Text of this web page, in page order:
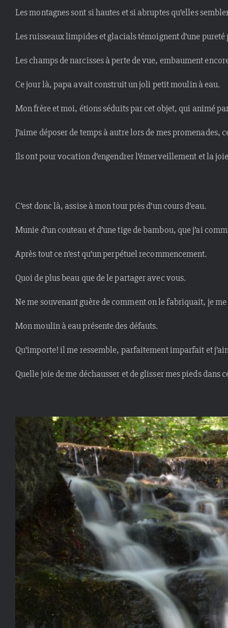
Les montagnes sont si hautes et si abruptes qu’elles
Les ruisseaux limpides et glacials témoignent d’une
Les champs de narcisses à perte de vue, embaument
Ce jour là, papa avait construit un joli petit moulin à eau.
Mon frère et moi, étions séduits par cet objet, qui animé
J’aime déposer de temps à autre lors de mes promenades,
Ils ont pour vocation d’engendrer l’émerveillement et la
C’est donc là, assise à mon tour près d’un cours d’eau.
Munie d’un couteau et d’une tige de bambou, que j’ai
Après tout ce n’est qu’un perpétuel recommencement.
Quoi de plus beau que de le partager avec vous.
Ne me souvenant guère de comment on le fabriquait, je
Mon moulin à eau présente des défauts.
Qu’importe! il me ressemble, parfaitement imparfait et
Quelle joie de me déchausser et de glisser mes pieds dans